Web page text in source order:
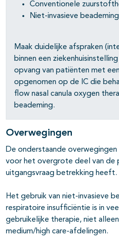
Conventionele
Niet-invasieve
Maak duidelijke afspraken
binnen een
opvang van patiënten met
opgenomen op de IC die
flow nasal canula oxygen
beademing.
Overwegingen
De onderstaande
voor het overgrote deel van de
uitgangsvraag betrekking heeft.
Het gebruik van niet-invasieve
respiratoire insufficiëntie is in
gebruikelijke therapie, niet
medium/high care-afdelingen.